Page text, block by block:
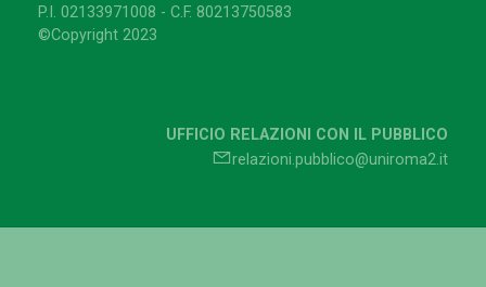
P.I. 02133971008 - C.F. 80213750583
©Copyright 2023
UFFICIO RELAZIONI CON IL PUBBLICO
relazioni.pubblico@uniroma2.it